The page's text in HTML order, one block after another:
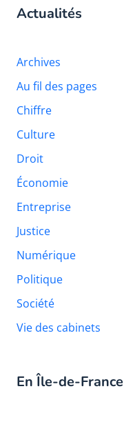
Actualités
Archives
Au fil des pages
Chiffre
Culture
Droit
Économie
Entreprise
Justice
Numérique
Politique
Société
Vie des cabinets
En Île-de-France